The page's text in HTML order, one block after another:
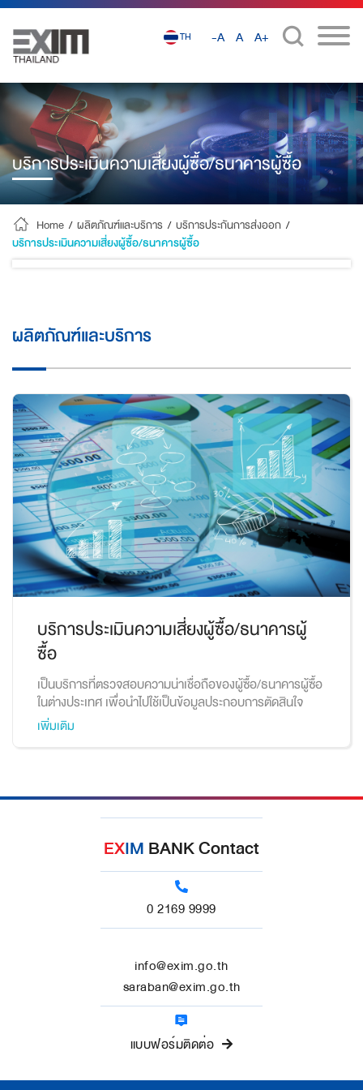
TH -A A A+
บริการประเมินความเสี่ยงผู้ซื้อ/ธนาคารผู้ซื้อ
Home / ผลิตภัณฑ์และบริการ / บริการประกันการส่งออก /
บริการประเมินความเสี่ยงผู้ซื้อ/ธนาคารผู้ซื้อ
No data found
ผลิตภัณฑ์และบริการ
บริการประเมินความเสี่ยงผู้ซื้อ/ธนาคารผู้
ซื้อ
เป็นบริการที่ตรวจสอบความน่าเชื่อถือของผู้ซื้อ/ธนาคารผู้ซื้อ
ในต่างประเทศ เพื่อนำไปใช้เป็นข้อมูลประกอบการตัดสินใจ
ทางการค้า รวมทั้งการกำหนดเงื่อนไขการชำระเงิน และให้
เครดิตทางการค้าแก่ผู้ซื้อในต่างประเทศ
เพิ่มเติม
EXIMBANK Contact
0 2169 9999
info@exim.go.th
saraban@exim.go.th
แบบฟอร์มติดต่อ